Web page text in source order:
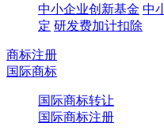
中小企业创新基金 中
定 研发费加计扣除
商标注册
国际商标
国际商标转让
国际商标注册